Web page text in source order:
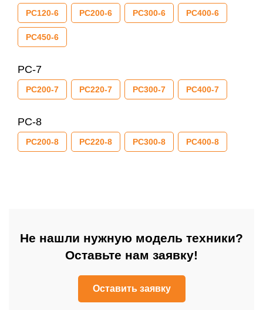
PC120-6 PC200-6 PC300-6 PC400-6
PC450-6
PC-7
PC200-7 PC220-7 PC300-7 PC400-7
PC-8
PC200-8 PC220-8 PC300-8 PC400-8
Не нашли нужную модель техники?
Оставьте нам заявку!
Оставить заявку